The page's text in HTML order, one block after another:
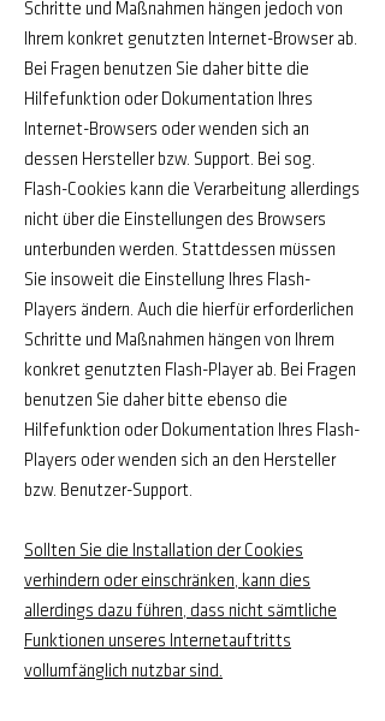
Schritte und Maßnahmen hängen jedoch von
Ihrem konkret genutzten Internet-Browser ab.
Bei Fragen benutzen Sie daher bitte die
Hilfefunktion oder Dokumentation Ihres
Internet-Browsers oder wenden sich an
dessen Hersteller bzw. Support. Bei sog.
Flash-Cookies kann die Verarbeitung allerdings
nicht über die Einstellungen des Browsers
unterbunden werden. Stattdessen müssen
Sie insoweit die Einstellung Ihres Flash-
Players ändern. Auch die hierfür erforderlichen
Schritte und Maßnahmen hängen von Ihrem
konkret genutzten Flash-Player ab. Bei Fragen
benutzen Sie daher bitte ebenso die
Hilfefunktion oder Dokumentation Ihres Flash-
Players oder wenden sich an den Hersteller
bzw. Benutzer-Support.
Sollten Sie die Installation der Cookies
verhindern oder einschränken, kann dies
allerdings dazu führen, dass nicht sämtliche
Funktionen unseres Internetauftritts
vollumfänglich nutzbar sind.